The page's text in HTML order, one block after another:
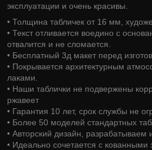
эксплуатации и очень красивы.
• Толщина табличек от 16 мм,
• Текст отливается воедино с
отвалится и не сломается.
• Бесплатный 3д макет перед
• Покрывается архитектурным
лаками.
• Наши таблички не подвержены
ржавеет
• Гарантия 10 лет, срок службы не
• Более 50 моделей стандартных
• Авторский дизайн, разрабатываем
• Идеально сочетается с